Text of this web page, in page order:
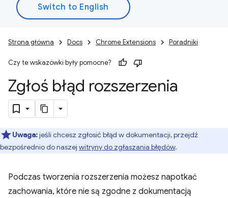
Strona główna Docs Chrome Extensions Poradniki
Czy te wskazówki były pomocne?
Zgłoś błąd rozszerzenia
Uwaga:jeśli chcesz zgłosić błąd w dokumentacji, przejdź
bezpośrednio do naszej witryny do zgłaszania błędów.
Podczas tworzenia rozszerzenia możesz napotkać
zachowania, które nie są zgodne z dokumentacją